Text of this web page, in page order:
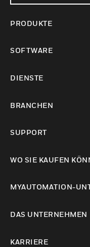
PRODUKTE
SOFTWARE
DIENSTE
BRANCHEN
SUPPORT
WO SIE KAUFEN
MYAUTOMATION-
DAS UNTERNEHMEN
KARRIERE